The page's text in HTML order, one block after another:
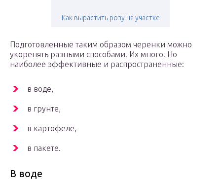
Как вырастить розу на участке
Подготовленные таким образом черенки можно
укоренять разными способами. Их много. Но
наиболее эффективные и распространенные:
в воде,
в грунте,
в картофеле,
в пакете.
В воде